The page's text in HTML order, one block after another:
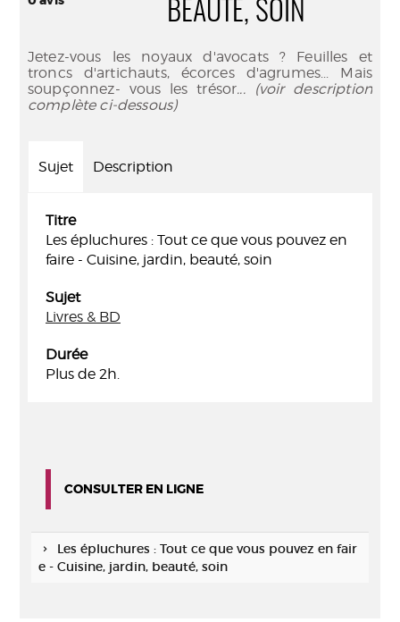
BEAUTÉ, SOIN
Jetez-vous les noyaux d'avocats ? Feuilles et
troncs d'artichauts, écorces d'agrumes... Mais
soupçonnez- vous les trésor... (voir description
complète ci-dessous)
Sujet Description
Titre
Les épluchures : Tout ce que vous pouvez en
faire - Cuisine, jardin, beauté, soin
Sujet
Livres & BD
Durée
Plus de 2h.
CONSULTER EN LIGNE
Les épluchures : Tout ce que vous pouvez en fair
e - Cuisine, jardin, beauté, soin